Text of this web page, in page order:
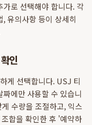
로 선택해야 합니다. 각
유의사항 등이 상세히
인
게 선택합니다. USJ 티
에만 사용할 수 있습니
수량을 조절하고, 익스
합을 확인한 후 '예약하